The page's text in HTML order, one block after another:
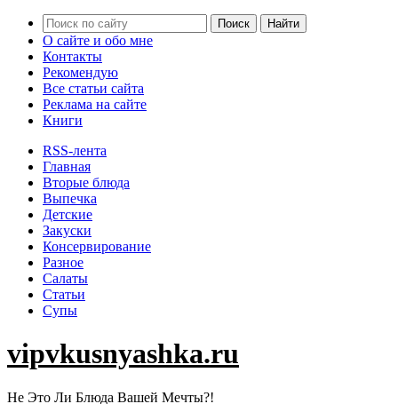
О сайте и обо мне
Контакты
Рекомендую
Все статьи сайта
Реклама на сайте
Книги
RSS-лента
Главная
Вторые блюда
Выпечка
Детские
Закуски
Консервирование
Разное
Салаты
Статьи
Супы
vipvkusnyashka.ru
Не Это Ли Блюда Вашей Мечты?!